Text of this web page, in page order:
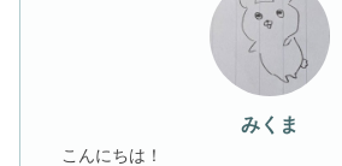
みくま
こんにちは！